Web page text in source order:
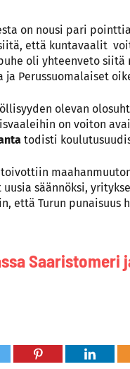
on nousi pari
että kuntavaalit
oli yhteenveto siitä
ja Perussuomalaiset
olevan
on voiton
todisti
säännöksi,
että Turun punaisuus
Saaristomeri